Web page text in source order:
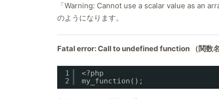
「Warning: Cannot use a scalar value as an
のようになります。
Fatal error: Call to undefined function （関数
1
2
<?php
my_function();